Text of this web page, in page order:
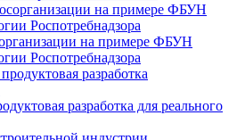
на примере ФБУН
Роспотребнадзора
разработка для реального